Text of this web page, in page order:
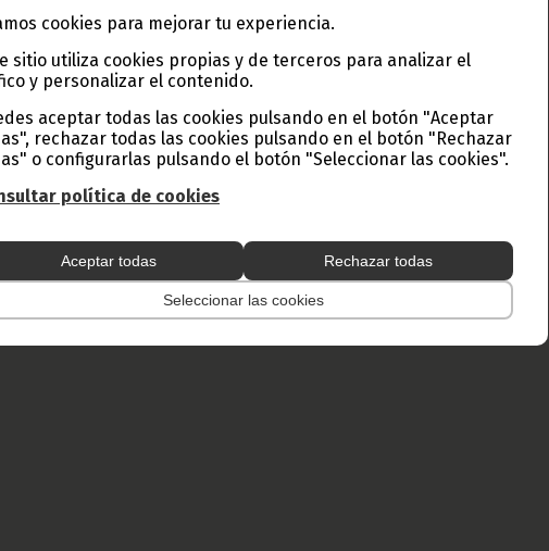
cookies para mejorar tu experiencia.
sitio utiliza cookies propias y de terceros para analizar el
y personalizar el contenido.
aceptar todas las cookies pulsando en el botón "Aceptar
rechazar todas las cookies pulsando en el botón "Rechazar
o configurarlas pulsando el botón "Seleccionar las cookies".
política de cookies
Aceptar todas Rechazar todas
Seleccionar las cookies
expedientes completos ante la Oficina Reguladora de las
ORTEL, para su regulación. Vencido el plazo, este
se verá en la obligación de tomar cuantas medidas
establece la Ley núm. 7/2005 de fecha 7 de noviembre,
Transportes Tecnología Correos y Telecomunicaciones
y Prensa de Guinea Ecuatorial.